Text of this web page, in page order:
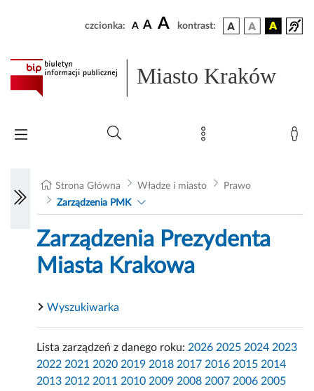
czcionka: A A A kontrast:
Miasto Kraków
Strona Główna Władze i miasto
Prawo
Zarządzenia PMK
Zarządzenia Prezydenta
Miasta Krakowa
Wyszukiwarka
Lista zarządzeń z danego roku: 2026 2025 2024 2023
2022 2021 2020 2019 2018 2017 2016 2015 2014
2013 2012 2011 2010 2009 2008 2007 2006 2005